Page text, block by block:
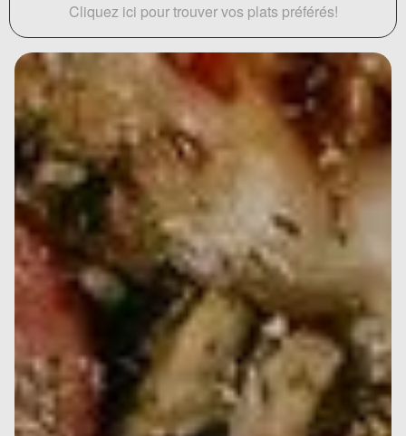
Cliquez ici pour trouver vos plats préférés!